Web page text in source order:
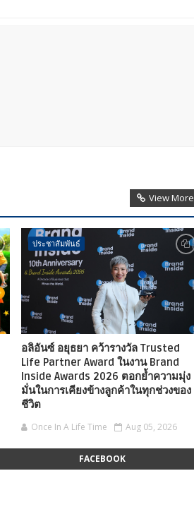
View More
ประชาสัมพันธ์
อลิอันซ์ อยุธยา คว้ารางวัล Trusted
Life Partner Award ในงาน Brand
Inside Awards 2026 ตอกย้ำความมุ่ง
มั่นในการเคียงข้างลูกค้าในทุกช่วงของ
ชีวิต
Once In A Life Time Aug 05, 2026
FACEBOOK